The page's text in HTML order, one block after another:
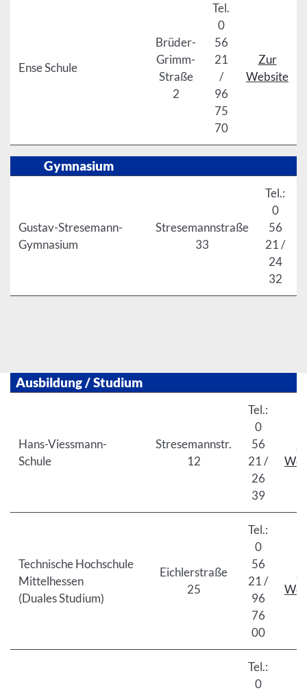
Ense Schule
Brüder-
Grimm-
Straße
2
Tel.
0
56
21
/
96
75
70
Zur
Website
Gymnasium
Gustav-Stresemann-
Gymnasium
Stresemannstraße
33
Tel.:
0
56
21 /
24
32
Ausbildung / Studium
Hans-Viessmann-
Schule
Stresemannstr.
12
Tel.:
0
56
21 /
26
39
Technische Hochschule
Mittelhessen
(Duales Studium)
Eichlerstraße
25
Tel.:
0
56
21 /
96
76
00
Tel.:
0